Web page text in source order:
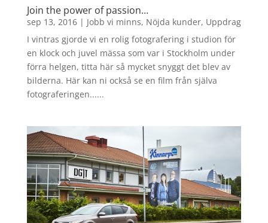
Join the power of passion…
sep 13, 2016| Jobb vi minns, Nöjda kunder, Uppdrag
I vintras gjorde vi en rolig fotografering i studion för
en klock och juvel mässa som var i Stockholm under
förra helgen, titta här så mycket snyggt det blev av
bilderna. Här kan ni också se en film från själva
fotograferingen......